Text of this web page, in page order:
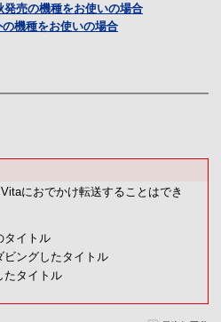
発売の機種をお使いの場合
の機種をお使いの場合
におでかけ転送することはでき
タイトル
ビングしたタイトル
たタイトル